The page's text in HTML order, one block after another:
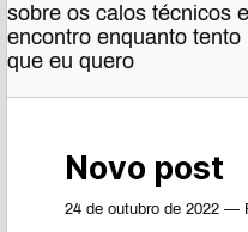
sobre os calos técnicos
encontro enquanto
que eu quero
Novo post
24 de outubro de 2022 —